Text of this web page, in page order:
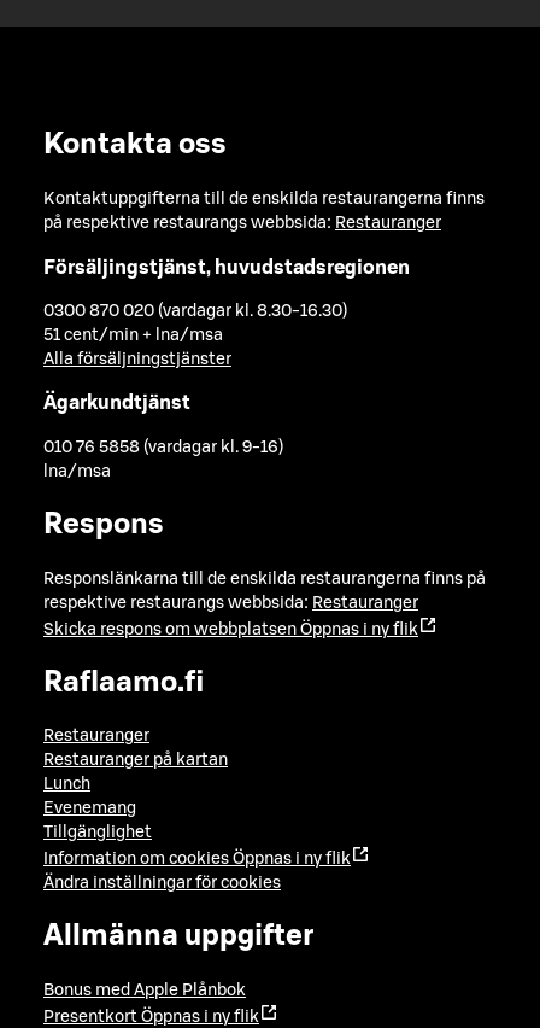
Kontakta oss
Kontaktuppgifterna till de enskilda restaurangerna finns
på respektive restaurangs webbsida: Restauranger
Försäljingstjänst, huvudstadsregionen
0300 870 020 (vardagar kl. 8.30-16.30)
51 cent/min + lna/msa
Alla försäljningstjänster
Ägarkundtjänst
010 76 5858 (vardagar kl. 9-16)
lna/msa
Respons
Responslänkarna till de enskilda restaurangerna finns på
respektive restaurangs webbsida: Restauranger
Skicka respons om webbplatsen Öppnas i ny flik
Raflaamo.fi
Restauranger
Restauranger på kartan
Lunch
Evenemang
Tillgänglighet
Information om cookies Öppnas i ny flik
Ändra inställningar för cookies
Allmänna uppgifter
Bonus med Apple Plånbok
Presentkort Öppnas i ny flik